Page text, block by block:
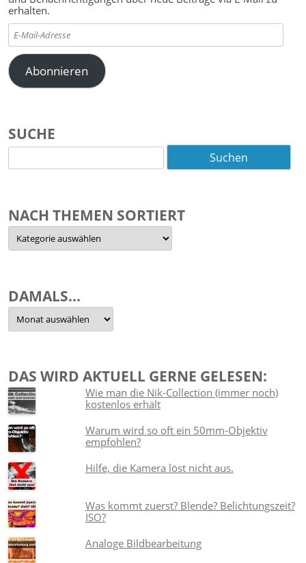
erhalten.
E-
Mail-
Adresse
Abonnieren
SUCHE
Suchen
nach:
NACH THEMEN SORTIERT
Nach
Themen
sortiert
DAMALS…
Damals…
DAS WIRD AKTUELL GERNE GELESEN:
Wie man die Nik-Collection (immer noch)
kostenlos erhält
Warum wird so oft ein 50mm-Objektiv
empfohlen?
Hilfe, die Kamera löst nicht aus.
Was kommt zuerst? Blende? Belichtungszeit?
ISO?
Analoge Bildbearbeitung